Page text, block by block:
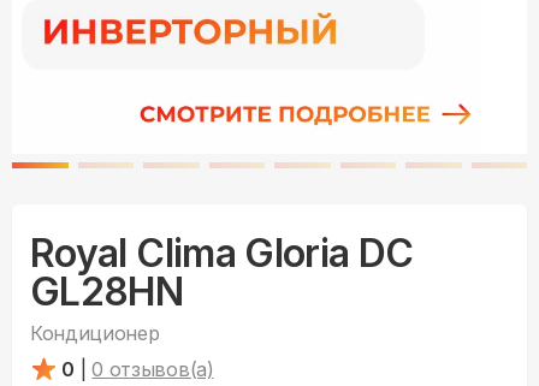
Royal Clima Gloria DC
GL28HN
Кондиционер
0
0 отзывов(а)